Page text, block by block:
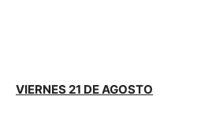
VIERNES 21 DE AGOSTO